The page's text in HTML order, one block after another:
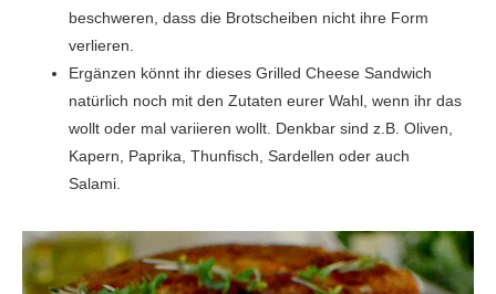
beschweren, dass die Brotscheiben nicht ihre Form
verlieren.
Ergänzen könnt ihr dieses Grilled Cheese Sandwich
natürlich noch mit den Zutaten eurer Wahl, wenn ihr das
wollt oder mal variieren wollt. Denkbar sind z.B. Oliven,
Kapern, Paprika, Thunfisch, Sardellen oder auch
Salami.